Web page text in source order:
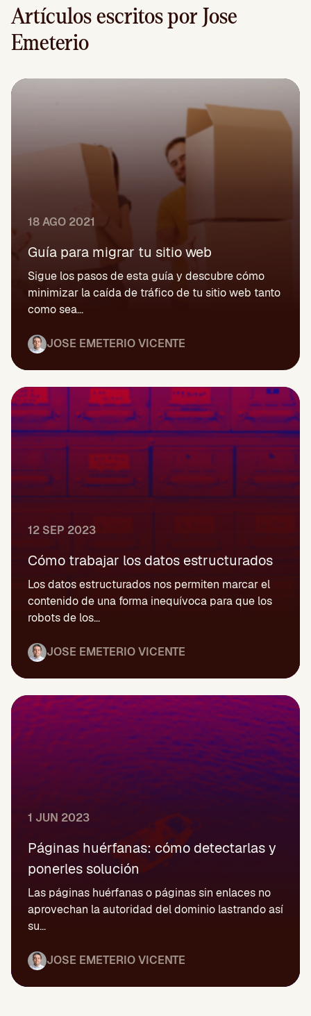
Artículos escritos por Jose
Emeterio
18 AGO 2021
Guía para migrar tu sitio web
Sigue los pasos de esta guía y descubre cómo
minimizar la caída de tráfico de tu sitio web tanto
como sea...
JOSE EMETERIO VICENTE
12 SEP 2023
Cómo trabajar los datos estructurados
Los datos estructurados nos permiten marcar el
contenido de una forma inequívoca para que los
robots de los...
JOSE EMETERIO VICENTE
1 JUN 2023
Páginas huérfanas: cómo detectarlas y
ponerles solución
Las páginas huérfanas o páginas sin enlaces no
aprovechan la autoridad del dominio lastrando así
su...
JOSE EMETERIO VICENTE